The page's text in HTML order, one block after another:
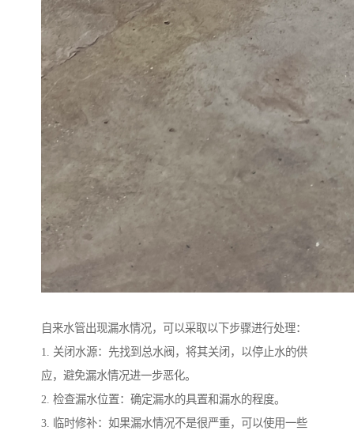
自来水管出现漏水情况，可以采取以下步骤进行处理：
1. 关闭水源：先找到总水阀，将其关闭，以停止水的供
应，避免漏水情况进一步恶化。
2. 检查漏水位置：确定漏水的具置和漏水的程度。
3. 临时修补：如果漏水情况不是很严重，可以使用一些